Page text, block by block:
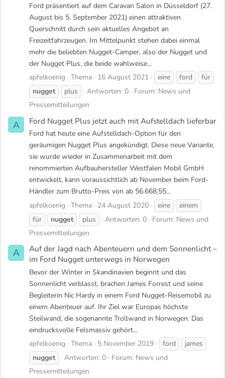
Ford präsentiert auf dem Caravan Salon in Düsseldorf (27.
August bis 5. September 2021) einen attraktiven
Querschnitt durch sein aktuelles Angebot an
Freizeitfahrzeugen. Im Mittelpunkt stehen dabei einmal
mehr die beliebten Nugget-Camper, also der Nugget und
der Nugget Plus, die beide wahlweise...
apfelkoenig
Thema 16 August 2021 eine ford
für
nugget
plus Antworten: 0 Forum: News und
Pressemitteilungen
A Ford Nugget Plus jetzt auch mit Aufstelldach lieferbar
Ford hat heute eine Aufstelldach-Option für den
geräumigen Nugget Plus angekündigt. Diese neue Variante,
sie wurde wieder in Zusammenarbeit mit dem
renommierten Aufbauhersteller Westfalen Mobil GmbH
entwickelt, kann voraussichtlich ab November beim Ford-
Händler zum Brutto-Preis von ab 56.668,55...
apfelkoenig
Thema 24 August 2020 eine
einem
für
nugget plus Antworten: 0 Forum: News und
Pressemitteilungen
A
Auf der Jagd nach Abenteuern und dem Sonnenlicht –
im Ford Nugget unterwegs in Norwegen
Bevor der Winter in Skandinavien beginnt und das
Sonnenlicht verblasst, brachen James Forrest und seine
Begleiterin Nic Hardy in einem Ford Nugget-Reisemobil zu
einem Abenteuer auf. Ihr Ziel war Europas höchste
Steilwand, die sogenannte Trollwand in Norwegen. Das
eindrucksvolle Felsmassiv gehört...
apfelkoenig
Thema 5 November 2019 ford
james
nugget
Antworten: 0 Forum: News und
Pressemitteilungen